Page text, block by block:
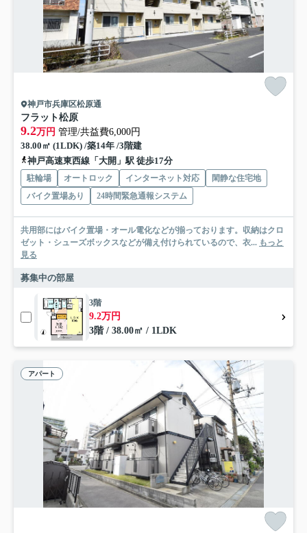
神戸市兵庫区松原通
フラット松原
9.2万円 管理/共益費6,000円
38.00㎡ (1LDK) /築14年 /3階建
神戸高速東西線「大開」駅 徒歩17分
駐輪場 オートロック インターネット対応
閑静な住宅地
バイク置場あり
24時間緊急通報システム
共用部にはバイク置場・オール電化などが揃っております。収納はクロ
ゼット・シューズボックスなどが備え付けられているので、衣... もっと
見る
募集中の部屋
3階
9.2万円
3階 / 38.00㎡ / 1LDK
アパート